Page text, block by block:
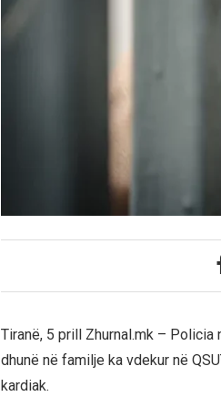
Tiranë, 5 prill Zhurnal.mk –
dhunë në familje ka vdekur në
kardiak.